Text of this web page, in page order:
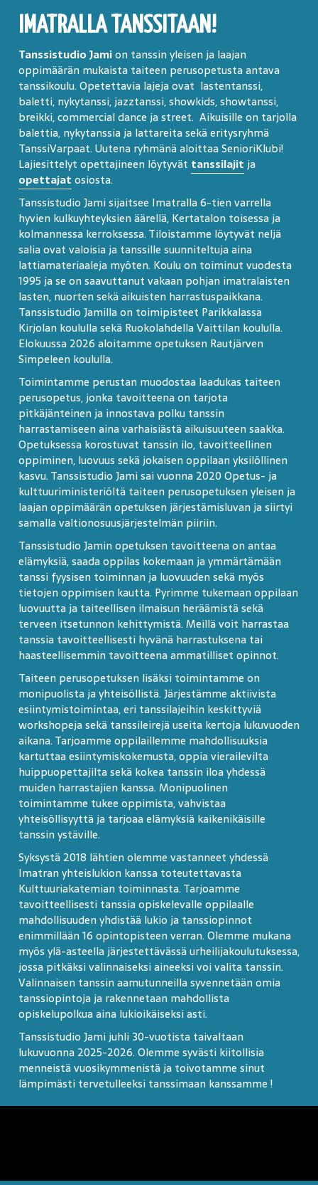
IMATRALLA TANSSITAAN!
Tanssistudio Jamion tanssin yleisen ja laajan
oppimäärän mukaista taiteen perusopetusta antava
tanssikoulu. Opetettavia lajeja ovat lastentanssi,
baletti, nykytanssi, jazztanssi, showkids, showtanssi,
breikki, commercial dance ja street. Aikuisille on tarjolla
balettia, nykytanssia ja lattareita sekä eritysryhmä
TanssiVarpaat. Uutena ryhmänä aloittaa SenioriKlubi!
Lajiesittelyt opettajineen löytyvät tanssilajit ja
opettajat osiosta.
Tanssistudio Jami sijaitsee Imatralla 6-tien varrella
hyvien kulkuyhteyksien äärellä, Kertatalon toisessa ja
kolmannessa kerroksessa. Tiloistamme löytyvät neljä
salia ovat valoisia ja tanssille suunniteltuja aina
lattiamateriaaleja myöten. Koulu on toiminut vuodesta
1995 ja se on saavuttanut vakaan pohjan imatralaisten
lasten, nuorten sekä aikuisten harrastuspaikkana.
Tanssistudio Jamilla on toimipisteet Parikkalassa
Kirjolan koululla sekä Ruokolahdella Vaittilan koululla.
Elokuussa 2026 aloitamme opetuksen Rautjärven
Simpeleen koululla.
Toimintamme perustan muodostaa laadukas taiteen
perusopetus, jonka tavoitteena on tarjota
pitkäjänteinen ja innostava polku tanssin
harrastamiseen aina varhaisiästä aikuisuuteen saakka.
Opetuksessa korostuvat tanssin ilo, tavoitteellinen
oppiminen, luovuus sekä jokaisen oppilaan yksilöllinen
kasvu. Tanssistudio Jami sai vuonna 2020 Opetus- ja
kulttuuriministeriöltä taiteen perusopetuksen yleisen ja
laajan oppimäärän opetuksen järjestämisluvan ja siirtyi
samalla valtionosuusjärjestelmän piiriin.
Tanssistudio Jamin opetuksen tavoitteena on antaa
elämyksiä, saada oppilas kokemaan ja ymmärtämään
tanssi fyysisen toiminnan ja luovuuden sekä myös
tietojen oppimisen kautta. Pyrimme tukemaan oppilaan
luovuutta ja taiteellisen ilmaisun heräämistä sekä
terveen itsetunnon kehittymistä. Meillä voit harrastaa
tanssia tavoitteellisesti hyvänä harrastuksena tai
haasteellisemmin tavoitteena ammatilliset opinnot.
Taiteen perusopetuksen lisäksi toimintamme on
monipuolista ja yhteisöllistä. Järjestämme aktiivista
esiintymistoimintaa, eri tanssilajeihin keskittyviä
workshopeja sekä tanssileirejä useita kertoja lukuvuoden
aikana. Tarjoamme oppilaillemme mahdollisuuksia
kartuttaa esiintymiskokemusta, oppia vierailevilta
huippuopettajilta sekä kokea tanssin iloa yhdessä
muiden harrastajien kanssa. Monipuolinen
toimintamme tukee oppimista, vahvistaa
yhteisöllisyyttä ja tarjoaa elämyksiä kaikenikäisille
tanssin ystäville.
Syksystä 2018 lähtien olemme vastanneet yhdessä
Imatran yhteislukion kanssa toteutettavasta
Kulttuuriakatemian toiminnasta. Tarjoamme
tavoitteellisesti tanssia opiskelevalle oppilaalle
mahdollisuuden yhdistää lukio ja tanssiopinnot
enimmillään 16 opintopisteen verran. Olemme mukana
myös ylä-asteella järjestettävässä urheilijakoulutuksessa,
jossa pitkäksi valinnaiseksi aineeksi voi valita tanssin.
Valinnaisen tanssin aamutunneilla syvennetään omia
tanssiopintoja ja rakennetaan mahdollista
opiskelupolkua aina lukioikäiseksi asti.
Tanssistudio Jami juhli 30-vuotista taivaltaan
lukuvuonna 2025-2026. Olemme syvästi kiitollisia
menneistä vuosikymmenistä ja toivotamme sinut
lämpimästi tervetulleeksi tanssimaan kanssamme !